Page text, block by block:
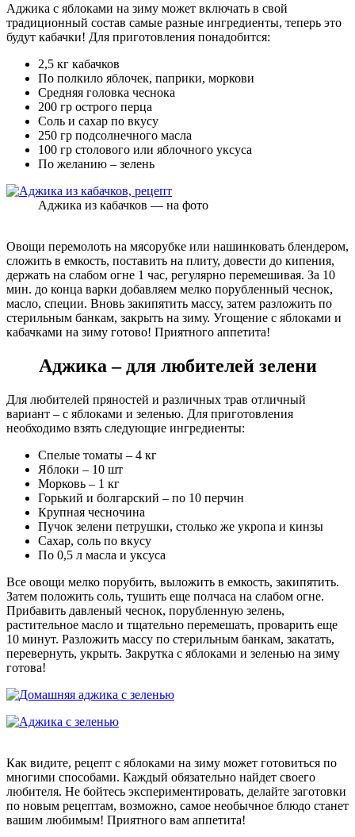
Аджика с яблоками на зиму может включать в свой
традиционный состав самые разные ингредиенты, теперь это
будут кабачки! Для приготовления понадобится:
2,5 кг кабачков
По полкило яблочек, паприки, моркови
Средняя головка чеснока
200 гр острого перца
Соль и сахар по вкусу
250 гр подсолнечного масла
100 гр столового или яблочного уксуса
По желанию – зелень
Аджика из кабачков — на фото
Овощи перемолоть на мясорубке или нашинковать блендером,
сложить в емкость, поставить на плиту, довести до кипения,
держать на слабом огне 1 час, регулярно перемешивая. За 10
мин. до конца варки добавляем мелко порубленный чеснок,
масло, специи. Вновь закипятить массу, затем разложить по
стерильным банкам, закрыть на зиму. Угощение с яблоками и
кабачками на зиму готово! Приятного аппетита!
Аджика – для любителей зелени
Для любителей пряностей и различных трав отличный
вариант – с яблоками и зеленью. Для приготовления
необходимо взять следующие ингредиенты:
Спелые томаты – 4 кг
Яблоки – 10 шт
Морковь – 1 кг
Горький и болгарский – по 10 перчин
Крупная чесночина
Пучок зелени петрушки, столько же укропа и кинзы
Сахар, соль по вкусу
По 0,5 л масла и уксуса
Все овощи мелко порубить, выложить в емкость, закипятить.
Затем положить соль, тушить еще полчаса на слабом огне.
Прибавить давленый чеснок, порубленную зелень,
растительное масло и тщательно перемешать, проварить еще
10 минут. Разложить массу по стерильным банкам, закатать,
перевернуть, укрыть. Закрутка с яблоками и зеленью на зиму
готова!
Как видите, рецепт с яблоками на зиму может готовиться по
многими способами. Каждый обязательно найдет своего
любителя. Не бойтесь экспериментировать, делайте заготовки
по новым рецептам, возможно, самое необычное блюдо станет
вашим любимым! Приятного вам аппетита!